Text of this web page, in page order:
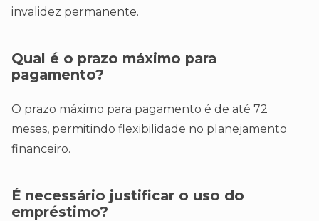
invalidez permanente.
Qual é o prazo máximo para
pagamento?
O prazo máximo para pagamento é de até 72
meses, permitindo flexibilidade no planejamento
financeiro.
É necessário justificar o uso do
empréstimo?